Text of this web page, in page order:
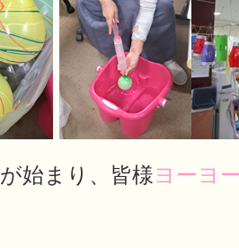
が始まり、皆様ヨーヨ